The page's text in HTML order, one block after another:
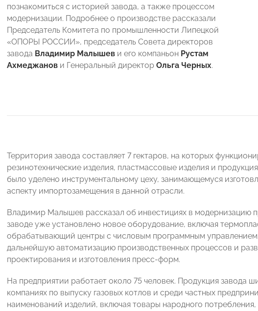
познакомиться с историей завода, а также процессом
модернизации. Подробнее о производстве рассказали
Председатель Комитета по промышленности Липецкой
«ОПОРЫ РОССИИ», председатель Совета директоров
завода Владимир Малышев и его компаньон Рустам
Ахмеджанов и Генеральный директор Ольга Черных.
Территория завода составляет 7 гектаров, на которых
резинотехнические изделия, пластмассовые изделия и
было уделено инструментальному цеху, занимающемуся
аспекту импортозамещения в данной отрасли.
Владимир Малышев рассказал об инвестициях в модернизацию
заводе уже установлено новое оборудование, включая
обрабатывающий центры с числовым программным
дальнейшую автоматизацию производственных процессов и
проектирования и изготовления пресс-форм.
На предприятии работает около 75 человек. Продукция завода
компаниях по выпуску газовых котлов и среди частных
наименований изделий, включая товары народного